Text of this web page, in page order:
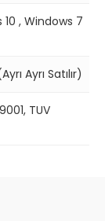
, Windows 7
Ayrı Satılır)
TUV